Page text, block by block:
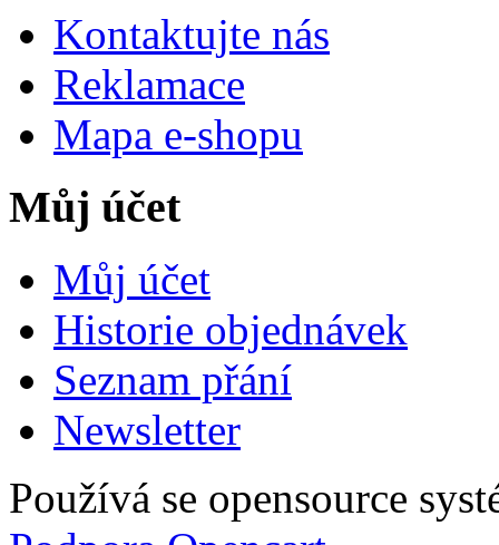
Kontaktujte nás
Reklamace
Mapa e-shopu
Můj účet
Můj účet
Historie objednávek
Seznam přání
Newsletter
Používá se opensource